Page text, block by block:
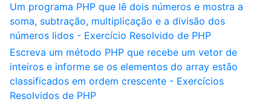
Um programa PHP que lê dois números e mostra a
soma, subtração, multiplicação e a divisão dos
números lidos - Exercício Resolvido de PHP
Escreva um método PHP que recebe um vetor de
inteiros e informe se os elementos do array estão
classificados em ordem crescente - Exercícios
Resolvidos de PHP